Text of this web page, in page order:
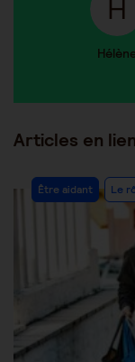
Articles en lien
Être aidant Le